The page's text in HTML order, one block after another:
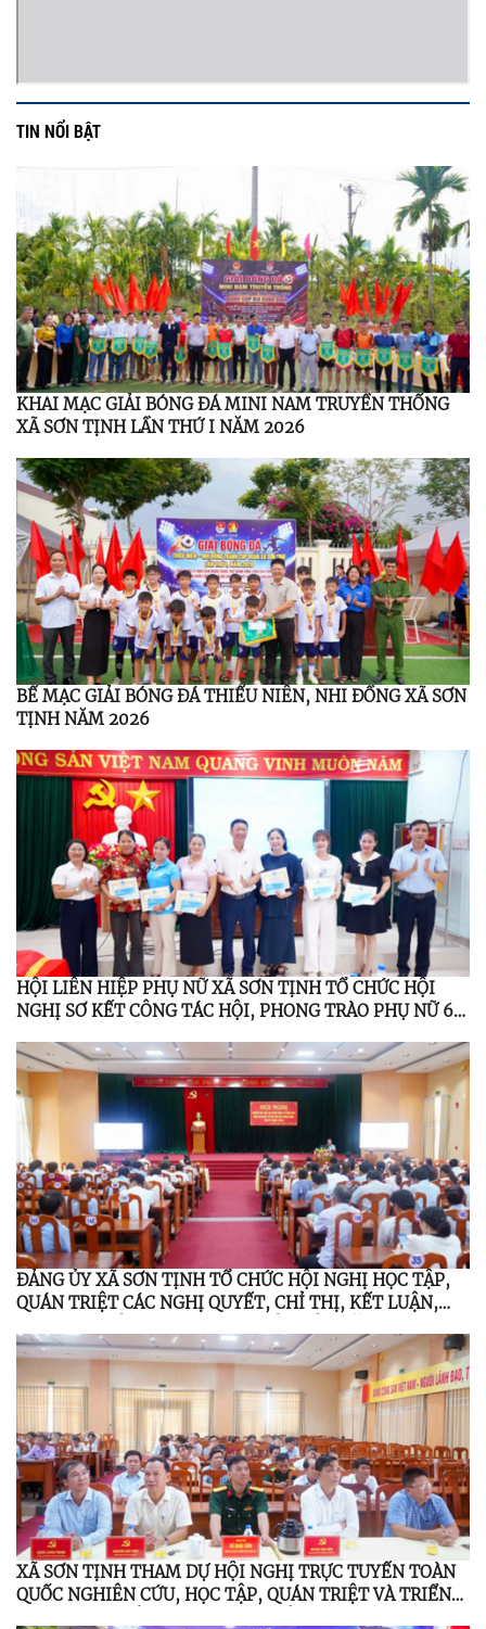
TIN NỔI BẬT
KHAI MẠC GIẢI BÓNG ĐÁ MINI NAM TRUYỀN THỐNG
XÃ SƠN TỊNH LẦN THỨ I NĂM 2026
BẾ MẠC GIẢI BÓNG ĐÁ THIẾU NIÊN, NHI ĐỒNG XÃ SƠN
TỊNH NĂM 2026
HỘI LIÊN HIỆP PHỤ NỮ XÃ SƠN TỊNH TỔ CHỨC HỘI
NGHỊ SƠ KẾT CÔNG TÁC HỘI, PHONG TRÀO PHỤ NỮ 6
ĐOẠN 2021 – 2026
ĐẢNG ỦY XÃ SƠN TỊNH TỔ CHỨC HỘI NGHỊ HỌC TẬP,
QUÁN TRIỆT CÁC NGHỊ QUYẾT, CHỈ THỊ, KẾT LUẬN,
XÃ SƠN TỊNH THAM DỰ HỘI NGHỊ TRỰC TUYẾN TOÀN
QUỐC NGHIÊN CỨU, HỌC TẬP, QUÁN TRIỆT VÀ TRIỂN